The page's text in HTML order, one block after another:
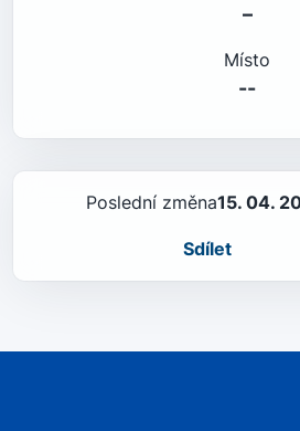
–
Místo
--
Poslední změna15. 04.
Sdílet